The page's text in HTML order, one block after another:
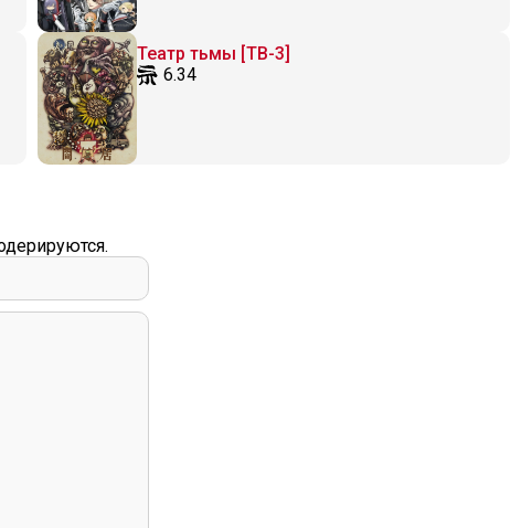
Театр тьмы [ТВ-3]
6.34